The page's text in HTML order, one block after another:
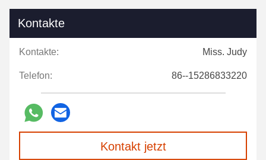
Kontakte
Kontakte: Miss. Judy
Telefon: 86--15286833220
Kontakt jetzt